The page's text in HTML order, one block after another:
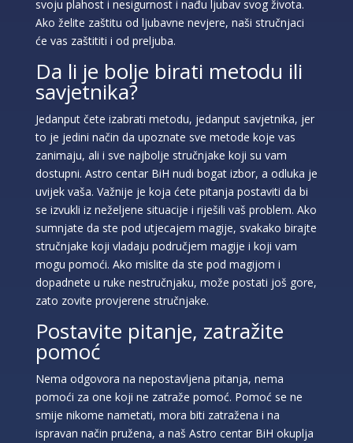
svoju plahost i nesigurnost i nađu ljubav svog života.
Ako želite zaštitu od ljubavne nevjere, naši stručnjaci
će vas zaštititi i od preljuba.
Da li je bolje birati metodu ili
savjetnika?
Jedanput čete izabrati metodu, jedanput savjetnika, jer
to je jedini način da upoznate sve metode koje vas
zanimaju, ali i sve najbolje stručnjake koji su vam
dostupni. Astro centar BiH nudi bogat izbor, a odluka je
uvijek vaša. Važnije je koja ćete pitanja postaviti da bi
se izvukli iz neželjene situacije i riješili vaš problem. Ako
sumnjate da ste pod utjecajem magije, svakako birajte
stručnjake koji vladaju područjem magije i koji vam
mogu pomoći. Ako mislite da ste pod magijom i
dopadnete u ruke nestručnjaku, može postati još gore,
zato zovite provjerene stručnjake.
Postavite pitanje, zatražite
pomoć
Nema odgovora na nepostavljena pitanja, nema
pomoći za one koji ne zatraže pomoć. Pomoć se ne
smije nikome nametati, mora biti zatražena i na
ispravan način pružena, a naš Astro centar BiH okuplja